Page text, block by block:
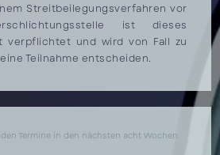
Streitbeilegungsverfahren vor
ist dieses
verpflichtet und wird von Fall zu
Teilnahme entscheiden.
Termine in den nächsten acht Wochen